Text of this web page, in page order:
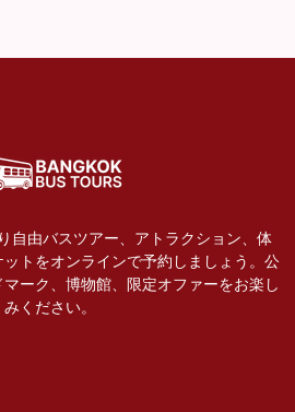
自由バスツアー、アトラクション、体
トをオンラインで予約しましょう。公
ーク、博物館、限定オファーをお楽し
みください。